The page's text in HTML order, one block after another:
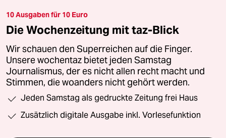
10 Ausgaben für 10 Euro
Die Wochenzeitung mit taz-Blick
Wir schauen den Superreichen auf die Finger.
Unsere wochentaz bietet jeden Samstag
Journalismus, der es nicht allen recht macht und
Stimmen, die woanders nicht gehört werden.
Jeden Samstag als gedruckte Zeitung frei Haus
Zusätzlich digitale Ausgabe inkl. Vorlesefunktion